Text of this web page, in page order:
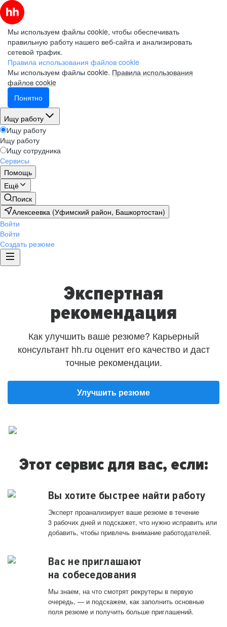
Мы используем файлы cookie, чтобы обеспечивать
правильную работу нашего веб-сайта и анализировать
сетевой трафик.
Правила использования файлов cookie
Мы используем файлы cookie. Правила использования
файлов cookie
Понятно
Ищу работу
Ищу работу
Ищу работу
Ищу сотрудника
Сервисы
Помощь
Ещё
Поиск
Алексеевка (Уфимский район, Башкортостан)
Войти
Войти
Создать резюме
Экспертная
рекомендация
Как улучшить ваше резюме? Карьерный
консультант hh.ru оценит его качество и даст
точные рекомендации.
Улучшить резюме
Этот сервис для вас, если:
Вы хотите быстрее найти работу
Эксперт проанализирует ваше резюме в течение
3 рабочих дней и подскажет, что нужно исправить или
добавить, чтобы привлечь внимание работодателей.
Вас не приглашают
на собеседования
Мы знаем, на что смотрят рекрутеры в первую
очередь, — и подскажем, как заполнить основные
поля резюме и получить больше приглашений.